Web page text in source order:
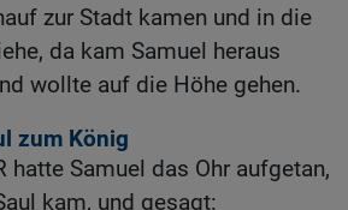
zur Stadt kamen und in die
da kam Samuel heraus
wollte auf die Höhe gehen.
zum König
hatte Samuel das Ohr aufgetan,
kam, und gesagt: